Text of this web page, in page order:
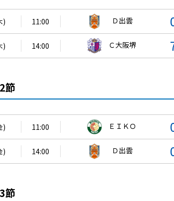
) 11:00 Ｄ出雲
) 14:00 Ｃ大阪堺
節
) 11:00 ＥＩＫＯ
) 14:00 Ｄ出雲
節